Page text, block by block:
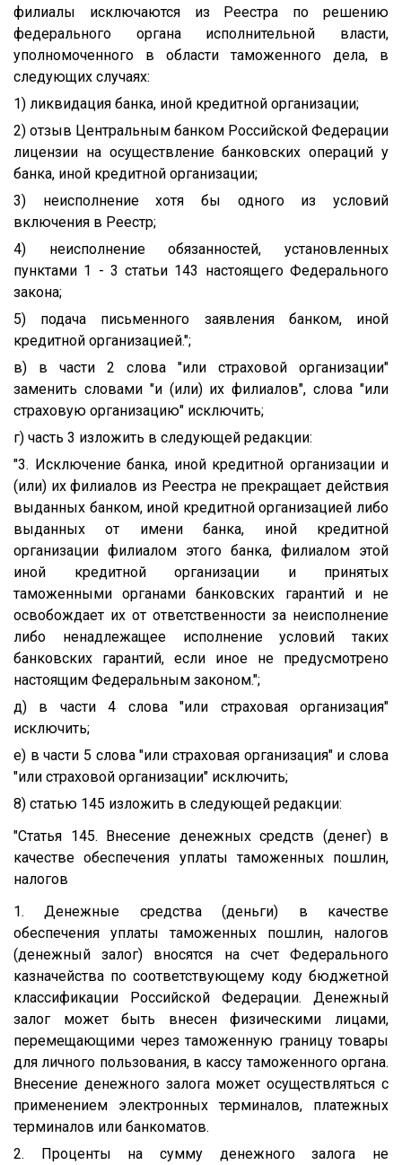
филиалы исключаются из Реестра по решению
федерального органа исполнительной власти,
уполномоченного в области таможенного дела, в
следующих случаях:
1) ликвидация банка, иной кредитной организации;
2) отзыв Центральным банком Российской Федерации
лицензии на осуществление банковских операций у
банка, иной кредитной организации;
3) неисполнение хотя бы одного из условий
включения в Реестр;
4) неисполнение обязанностей, установленных
пунктами 1 - 3 статьи 143 настоящего Федерального
закона;
5) подача письменного заявления банком, иной
кредитной организацией.";
в) в части 2 слова "или страховой организации"
заменить словами "и (или) их филиалов", слова "или
страховую организацию" исключить;
г) часть 3 изложить в следующей редакции:
"3. Исключение банка, иной кредитной организации и
(или) их филиалов из Реестра не прекращает действия
выданных банком, иной кредитной организацией либо
выданных от имени банка, иной кредитной
организации филиалом этого банка, филиалом этой
иной кредитной организации и принятых
таможенными органами банковских гарантий и не
освобождает их от ответственности за неисполнение
либо ненадлежащее исполнение условий таких
банковских гарантий, если иное не предусмотрено
настоящим Федеральным законом.";
д) в части 4 слова "или страховая организация"
исключить;
е) в части 5 слова "или страховая организация" и слова
"или страховой организации" исключить;
8) статью 145 изложить в следующей редакции:
"Статья 145. Внесение денежных средств (денег) в
качестве обеспечения уплаты таможенных пошлин,
налогов
1. Денежные средства (деньги) в качестве
обеспечения уплаты таможенных пошлин, налогов
(денежный залог) вносятся на счет Федерального
казначейства по соответствующему коду бюджетной
классификации Российской Федерации. Денежный
залог может быть внесен физическими лицами,
перемещающими через таможенную границу товары
для личного пользования, в кассу таможенного органа.
Внесение денежного залога может осуществляться с
применением электронных терминалов, платежных
терминалов или банкоматов.
2. Проценты на сумму денежного залога не